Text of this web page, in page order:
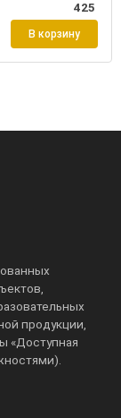
425
В корзину
продукции,
«Доступная